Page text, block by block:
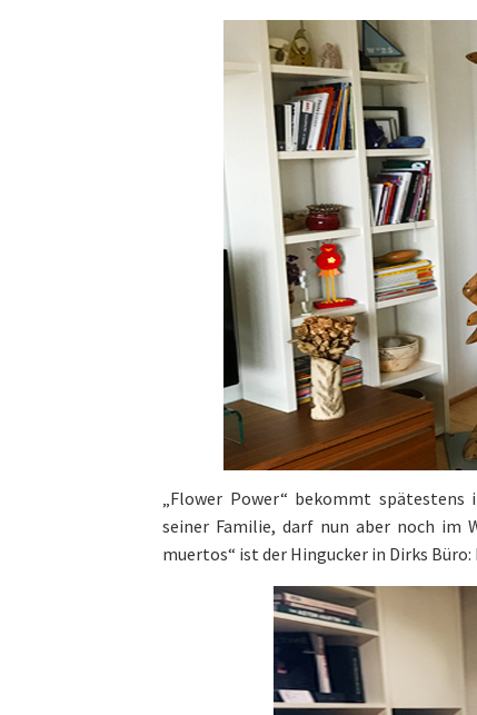
„Flower Power“ bekommt
seiner Familie, darf nun aber noch im
muertos“ ist der Hingucker in Dirks